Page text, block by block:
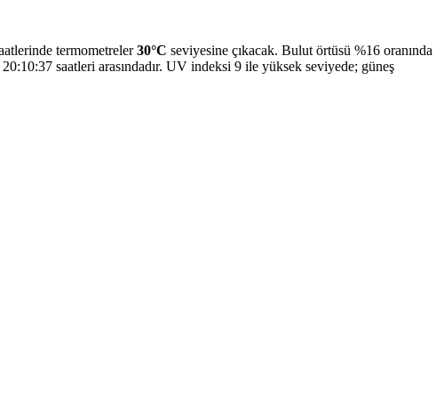
termometreler30°C seviyesine çıkacak. Bulut örtüsü %16 oranında
saatleri arasındadır. UV indeksi 9 ile yüksek seviyede; güneş